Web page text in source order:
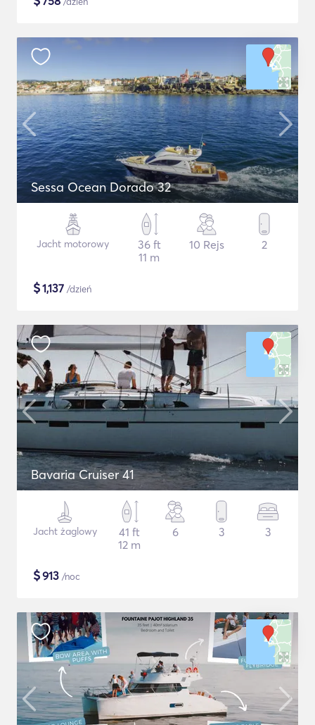
Sessa Ocean Dorado 32
Jacht motorowy
36 ft
11 m
10 Rejs 2
$1,137 /dzień
Bavaria Cruiser 41
Jacht żaglowy
41 ft
12 m
6 3 3
$913 /noc